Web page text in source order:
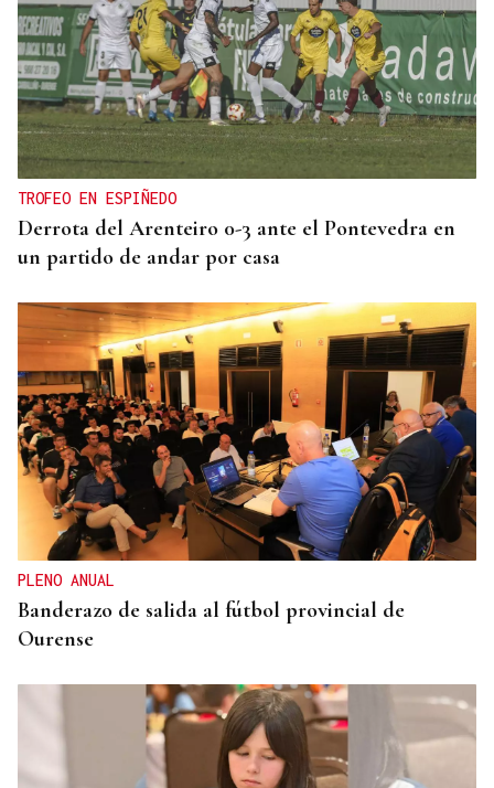
TROFEO EN ESPIÑEDO
Derrota del Arenteiro 0-3 ante el Pontevedra en
un partido de andar por casa
PLENO ANUAL
Banderazo de salida al fútbol provincial de
Ourense